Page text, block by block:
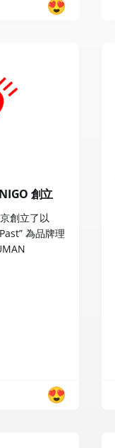
創立
創立了以
為品牌理